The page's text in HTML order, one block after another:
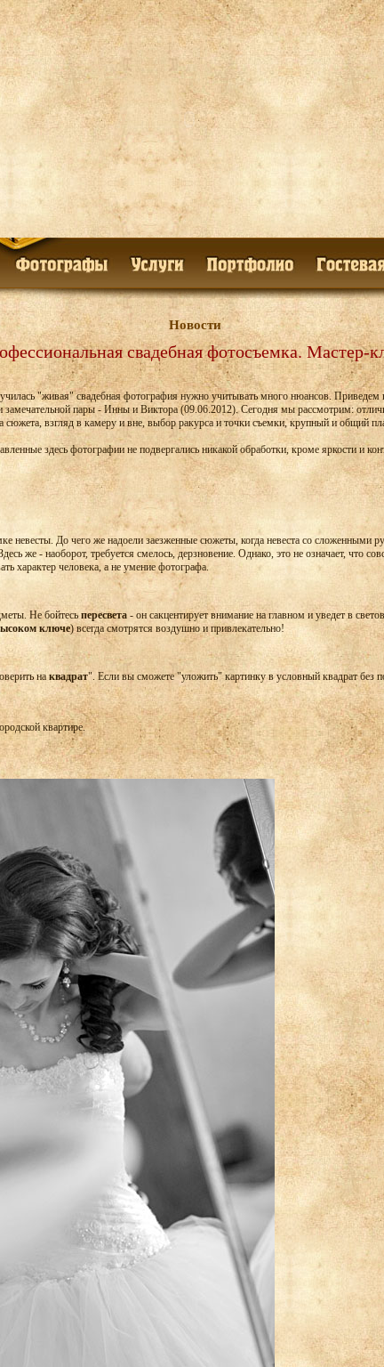
Новости
свадебная фотосъемка. Мастер-
"живая" свадебная фотография нужно учитывать много нюансов. Приведем
замечательной пары - Инны и Виктора (09.06.2012). Сегодня мы рассмотрим:
сюжета, взгляд в камеру и вне, выбор ракурса и точки съемки, крупный и общий
здесь фотографии не подвергались никакой обработки, кроме яркости и
невесты. До чего же надоели заезженные сюжеты, когда невеста со сложенными
же - наоборот, требуется смелось, дерзновение. Однако, это не означает, что
характер человека, а не умение фотографа.
Не бойтесь пересвета - он сакцентирует внимание на главном и уведет в
ключе) всегда смотрятся воздушно и привлекательно!
наквадрат". Если вы сможете "уложить" картинку в условный квадрат без
квартире.